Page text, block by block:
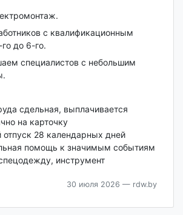
с квалификационным
до 6-го.
специалистов с небольшим
сдельная, выплачивается
на карточку
отпуск 28 календарных дней
помощь к значимым событиям
инструмент
30 июля 2026 — rdw.by